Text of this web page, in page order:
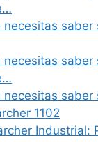
necesitas saber
necesitas saber
necesitas saber
1102
Industrial: